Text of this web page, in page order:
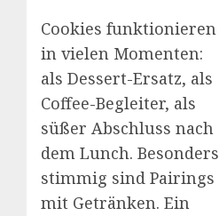
Cookies funktionieren
in vielen Momenten:
als Dessert-Ersatz, als
Coffee-Begleiter, als
süßer Abschluss nach
dem Lunch. Besonders
stimmig sind Pairings
mit Getränken. Ein